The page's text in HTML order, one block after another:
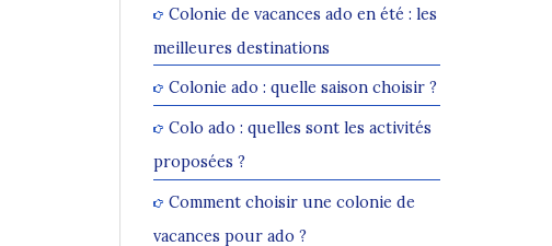
Colonie de vacances ado en été : les
meilleures destinations
Colonie ado : quelle saison choisir ?
Colo ado : quelles sont les activités
proposées ?
Comment choisir une colonie de
vacances pour ado ?